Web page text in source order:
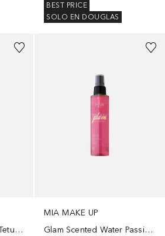
BEST PRICE
SOLO EN DOUGLAS
Glam Scenteed Water Tetue Body Spray
MIA MAKE UP
Glam Scented Water Passionne Body Spray